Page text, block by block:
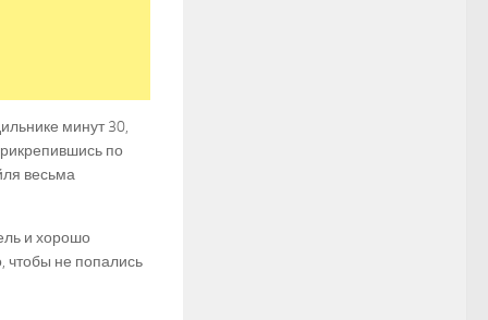
минут 30,
по
весьма
и хорошо
чтобы не попались